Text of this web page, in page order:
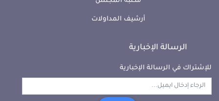
أرشيف المداولات
الرسالة الإخبارية
للإشتراك في الرسالة الإخبارية